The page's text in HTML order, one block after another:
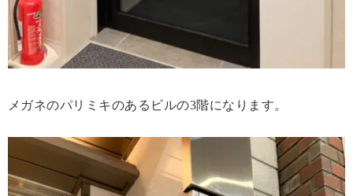
メガネのパリミキのあるビルの3階になります。